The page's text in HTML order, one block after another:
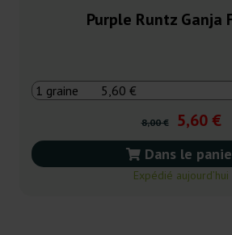
Purple Runtz Ganja
8,00 € 5,60 €
Dans le
Expédié aujourd’hui